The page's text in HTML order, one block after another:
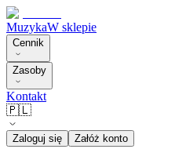
MuzykaW sklepie
Cennik
Zasoby
Kontakt
🇵🇱
Zaloguj się Załóż konto